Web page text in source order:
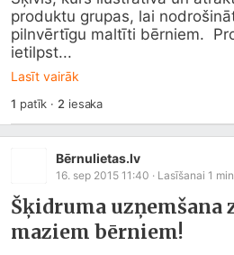
produktu grupas, lai
pilnvērtīgu maltīti bērniem.
ietilpst...
Lasīt vairāk
1 patīk · 2 iesaka
Bērnulietas.lv
16. sep 2015 11:40 · Lasīšanai 1 min
Šķidruma uzņemšana
maziem bērniem!